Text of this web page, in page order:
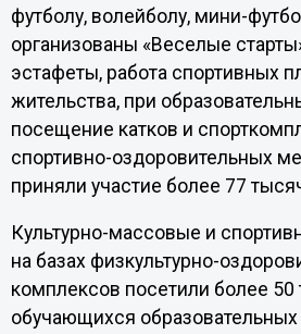
футболу, волейболу, мини-
организованы «Веселые
эстафеты, работа спортивных
жительства, при
посещение катков и
спортивно-оздоровительных
приняли участие более 77
Культурно-массовые и
на базах физкультурно-
комплексов посетили более 50
обучающихся